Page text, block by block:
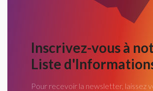
Inscrivez-vous à
Liste
Pour recevoir la newsletter, laissez